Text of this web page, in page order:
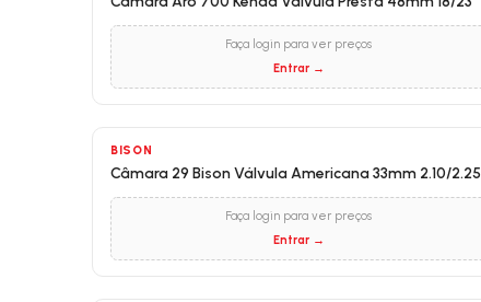
Faça login para ver preços
Entrar →
BISON
Câmara 29 Bison Válvula Americana 33mm 2.10/2.25
Faça login para ver preços
Entrar →